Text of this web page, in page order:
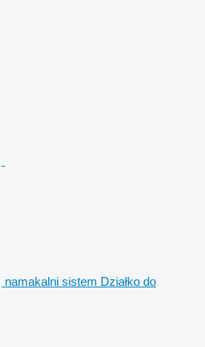
namakalni sistem Działko do